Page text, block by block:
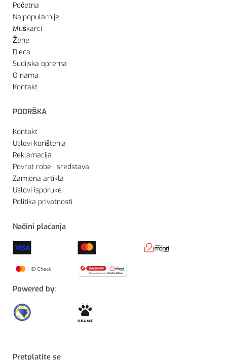
Početna
Najpopularnije
Muškarci
Žene
Djeca
Sudijska oprema
O nama
Kontakt
PODRŠKA
Kontakt
Uslovi korištenja
Reklamacija
Povrat robe i sredstava
Zamjena artikla
Uslovi isporuke
Politika privatnosti
Načini plaćanja
Powered by:
Pretplatite se